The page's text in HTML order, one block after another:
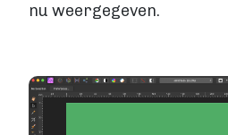
nu weergegeven.
Image